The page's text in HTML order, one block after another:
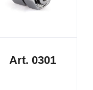
Art. 0301